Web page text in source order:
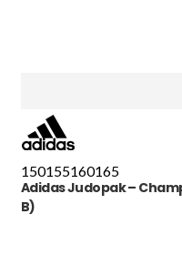
150155160165
Adidas Judopak –
B)